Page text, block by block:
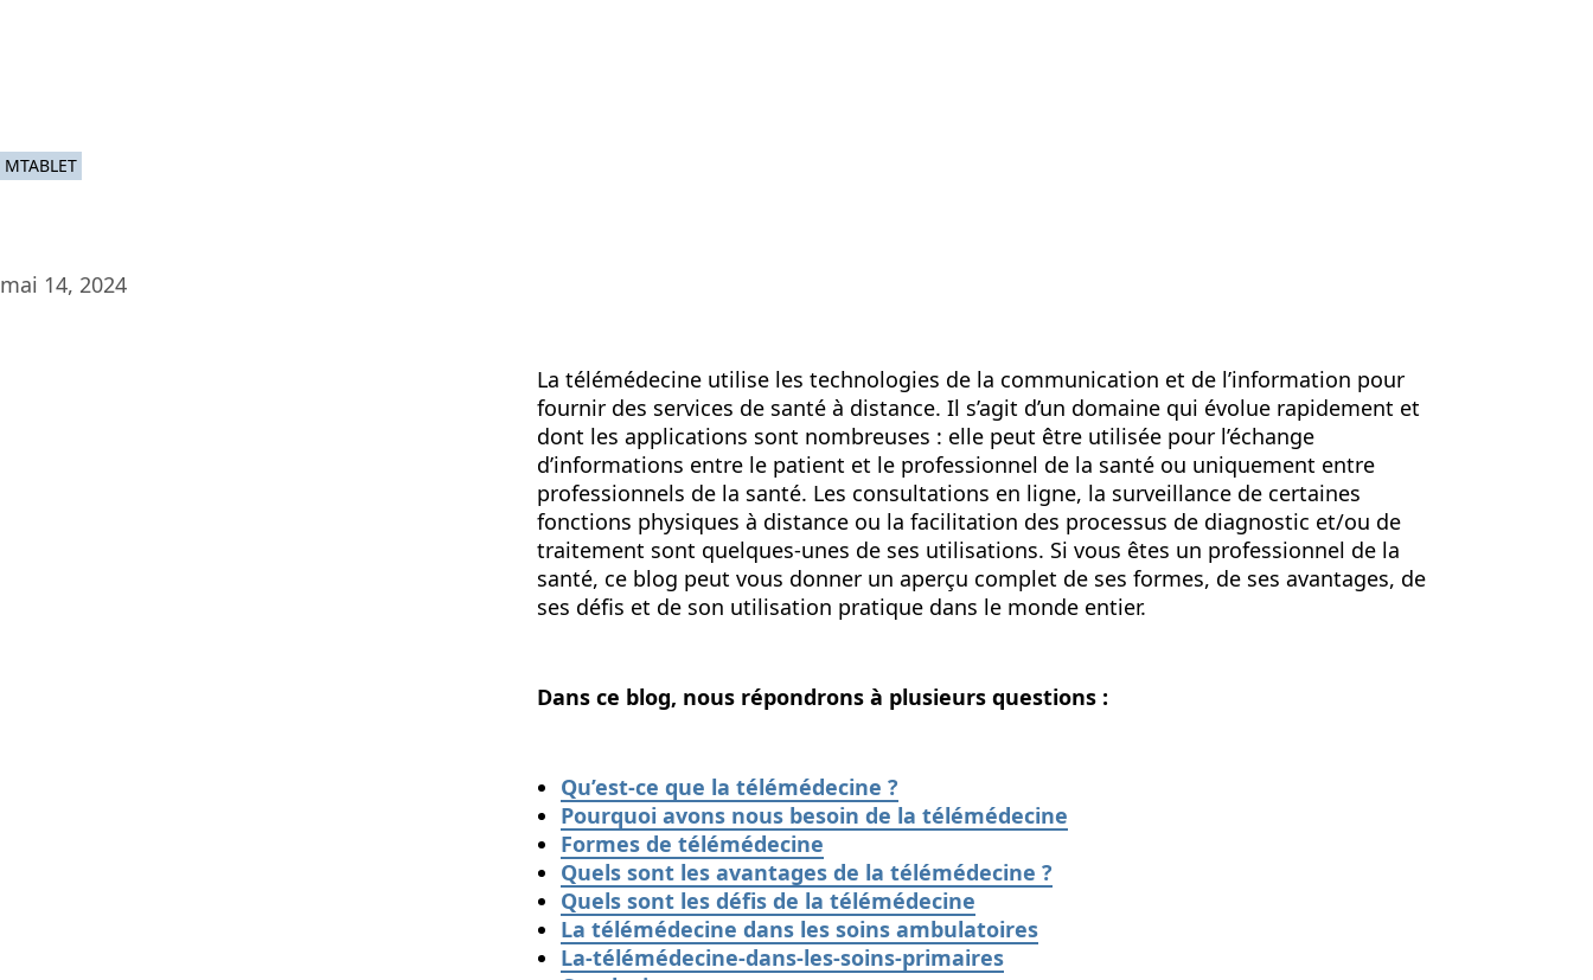
MTABLET
mai 14, 2024
La télémédecine utilise les technologies de la communication et de l’information pour
fournir des services de santé à distance. Il s’agit d’un domaine qui évolue rapidement et
dont les applications sont nombreuses : elle peut être utilisée pour l’échange
d’informations entre le patient et le professionnel de la santé ou uniquement entre
professionnels de la santé. Les consultations en ligne, la surveillance de certaines
fonctions physiques à distance ou la facilitation des processus de diagnostic et/ou de
traitement sont quelques-unes de ses utilisations. Si vous êtes un professionnel de la
santé, ce blog peut vous donner un aperçu complet de ses formes, de ses avantages, de
ses défis et de son utilisation pratique dans le monde entier.
Dans ce blog, nous répondrons à plusieurs questions :
Qu’est-ce que la télémédecine ?
Pourquoi avons nous besoin de la télémédecine
Formes de télémédecine
Quels sont les avantages de la télémédecine ?
Quels sont les défis de la télémédecine
La télémédecine dans les soins ambulatoires
La-télémédecine-dans-les-soins-primaires